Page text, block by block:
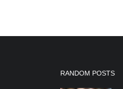
RANDOM POSTS